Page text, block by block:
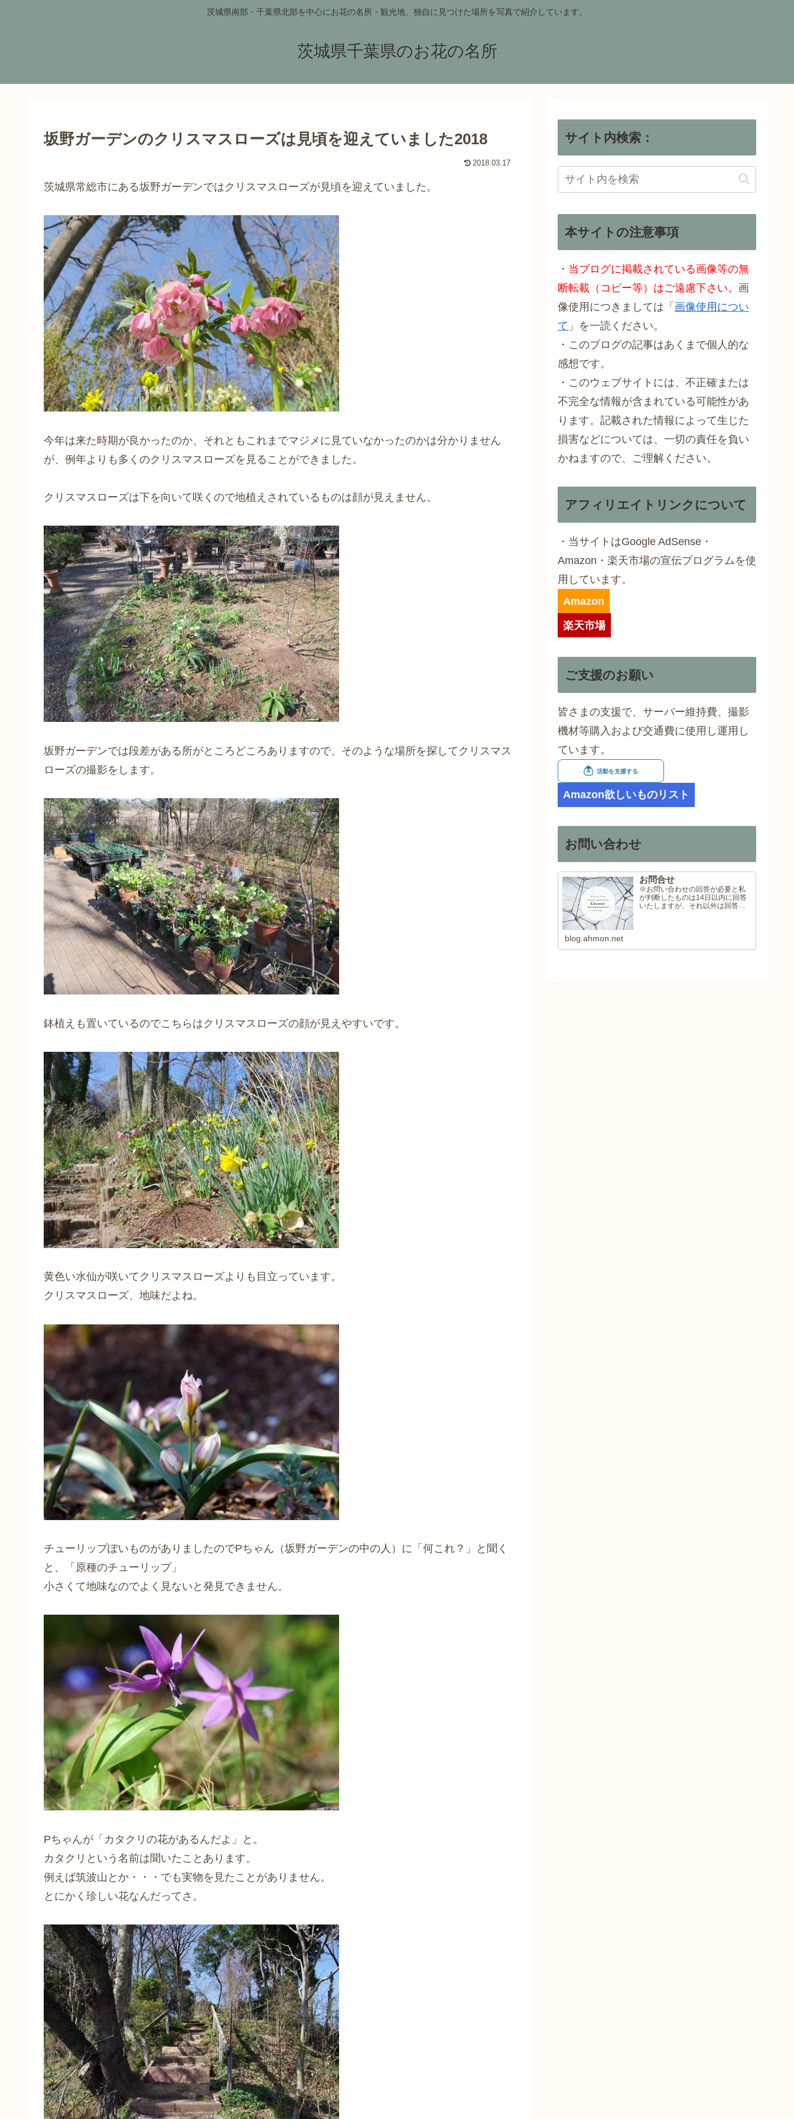
茨城県南部・千葉県北部を中心にお花の名所・観光地、独自に見つけた場所を写真で紹介しています。
茨城県千葉県のお花の名所
坂野ガーデンのクリスマスローズは見頃を迎えていました2018
2018.03.17
茨城県常総市にある坂野ガーデンではクリスマスローズが見頃を迎えていました。
今年は来た時期が良かったのか、それともこれまでマジメに見ていなかったのかは分かりません
が、例年よりも多くのクリスマスローズを見ることができました。
クリスマスローズは下を向いて咲くので地植えされているものは顔が見えません。
坂野ガーデンでは段差がある所がところどころありますので、そのような場所を探してクリスマス
ローズの撮影をします。
鉢植えも置いているのでこちらはクリスマスローズの顔が見えやすいです。
黄色い水仙が咲いてクリスマスローズよりも目立っています。
クリスマスローズ、地味だよね。
チューリップぽいものがありましたのでPちゃん（坂野ガーデンの中の人）に「何これ？」と聞く
と、「原種のチューリップ」
小さくて地味なのでよく見ないと発見できません。
Pちゃんが「カタクリの花があるんだよ」と。
カタクリという名前は聞いたことあります。
例えば筑波山とか・・・でも実物を見たことがありません。
とにかく珍しい花なんだってさ。
サイト内検索：
本サイトの注意事項
・ 当ブログに掲載されている画像等の無
断転載（コピー等）はご遠慮下さい。 画
像使用につきましては「 画像使用につい
て 」を一読ください。
・このブログの記事はあくまで個人的な
感想です。
・このウェブサイトには、不正確または
不完全な情報が含まれている可能性があ
ります。記載された情報によって生じた
損害などについては、一切の責任を負い
かねますので、ご理解ください。
アフィリエイトリンクについて
・当サイトはGoogle AdSense・
Amazon・楽天市場の宣伝プログラムを使
用しています。
Amazon
楽天市場
ご支援のお願い
皆さまの支援で、サーバー維持費、撮影
機材等購入および交通費に使用し運用し
ています。
Amazon欲しいものリスト
お問い合わせ
お問合せ
※お問い合わせの回答が必要と私
が判断したものは14日以内に回答
いたしますが、それ以外は回答い
blog.ahmon.net